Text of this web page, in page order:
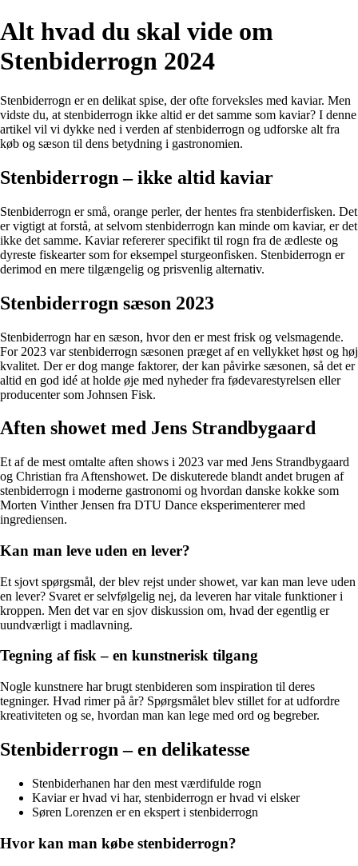
Alt hvad du skal vide om
Stenbiderrogn 2024
Stenbiderrogn er en delikat spise, der ofte forveksles med kaviar. Men
vidste du, at stenbiderrogn ikke altid er det samme som kaviar? I denne
artikel vil vi dykke ned i verden af stenbiderrogn og udforske alt fra
køb og sæson til dens betydning i gastronomien.
Stenbiderrogn – ikke altid kaviar
Stenbiderrogn er små, orange perler, der hentes fra stenbiderfisken. Det
er vigtigt at forstå, at selvom stenbiderrogn kan minde om kaviar, er det
ikke det samme. Kaviar refererer specifikt til rogn fra de ædleste og
dyreste fiskearter som for eksempel sturgeonfisken. Stenbiderrogn er
derimod en mere tilgængelig og prisvenlig alternativ.
Stenbiderrogn sæson 2023
Stenbiderrogn har en sæson, hvor den er mest frisk og velsmagende.
For 2023 var stenbiderrogn sæsonen præget af en vellykket høst og høj
kvalitet. Der er dog mange faktorer, der kan påvirke sæsonen, så det er
altid en god idé at holde øje med nyheder fra fødevarestyrelsen eller
producenter som Johnsen Fisk.
Aften showet med Jens Strandbygaard
Et af de mest omtalte aften shows i 2023 var med Jens Strandbygaard
og Christian fra Aftenshowet. De diskuterede blandt andet brugen af
stenbiderrogn i moderne gastronomi og hvordan danske kokke som
Morten Vinther Jensen fra DTU Dance eksperimenterer med
ingrediensen.
Kan man leve uden en lever?
Et sjovt spørgsmål, der blev rejst under showet, var kan man leve uden
en lever? Svaret er selvfølgelig nej, da leveren har vitale funktioner i
kroppen. Men det var en sjov diskussion om, hvad der egentlig er
uundværligt i madlavning.
Tegning af fisk – en kunstnerisk tilgang
Nogle kunstnere har brugt stenbideren som inspiration til deres
tegninger. Hvad rimer på år? Spørgsmålet blev stillet for at udfordre
kreativiteten og se, hvordan man kan lege med ord og begreber.
Stenbiderrogn – en delikatesse
Stenbiderhanen har den mest værdifulde rogn
Kaviar er hvad vi har, stenbiderrogn er hvad vi elsker
Søren Lorenzen er en ekspert i stenbiderrogn
Hvor kan man købe stenbiderrogn?